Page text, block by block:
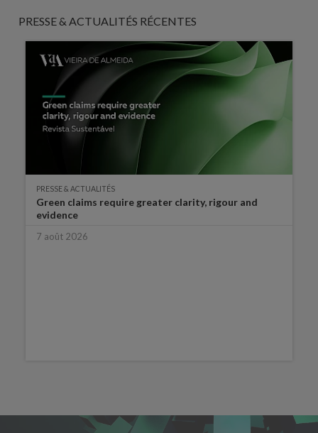
PRESSE & ACTUALITÉS RÉCENTES
PRESSE & ACTUALITÉS
Green claims require greater clarity, rigour and
evidence
7 août 2026